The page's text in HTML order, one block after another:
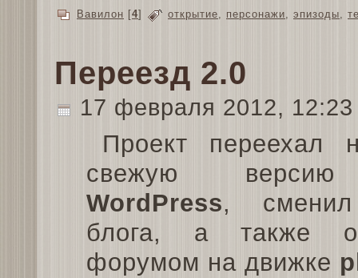
Вавилон [4] открытие, персонажи, эпизоды,
Переезд 2.0
17 февраля 2012,
Проект переехал
свежую
WordPress,
блога, а также
форумом на движке